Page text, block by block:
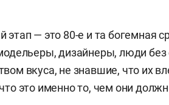
этап — это 80-е и та богемная
дизайнеры, люди без
вкуса, не знавшие, что их
это именно то, чем они